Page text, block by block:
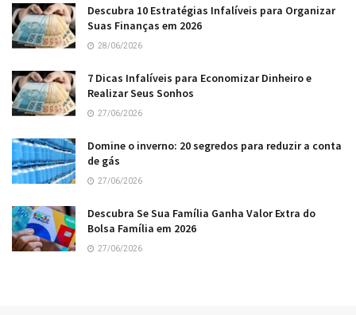
Descubra 10 Estratégias Infalíveis para Organizar
Suas Finanças em 2026
28/06/2026
7 Dicas Infalíveis para Economizar Dinheiro e
Realizar Seus Sonhos
27/06/2026
Domine o inverno: 20 segredos para reduzir a conta
de gás
27/06/2026
Descubra Se Sua Família Ganha Valor Extra do
Bolsa Família em 2026
27/06/2026